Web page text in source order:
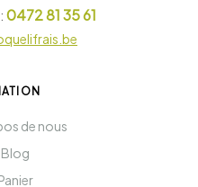
0472 81 35 61
de nous
Blog